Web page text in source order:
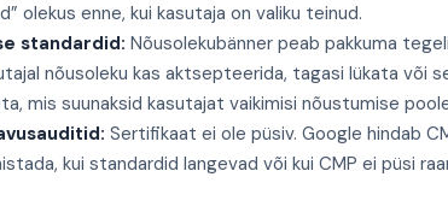
olekus enne, kui kasutaja on valiku teinud.
standardid: Nõusolekubänner peab pakkuma
nõusoleku kas aktsepteerida, tagasi lükata või
mis suunaksid kasutajat vaikimisi nõustumise
Sertifikaat ei ole püsiv. Google hindab
kui standardid langevad või kui CMP ei püsi